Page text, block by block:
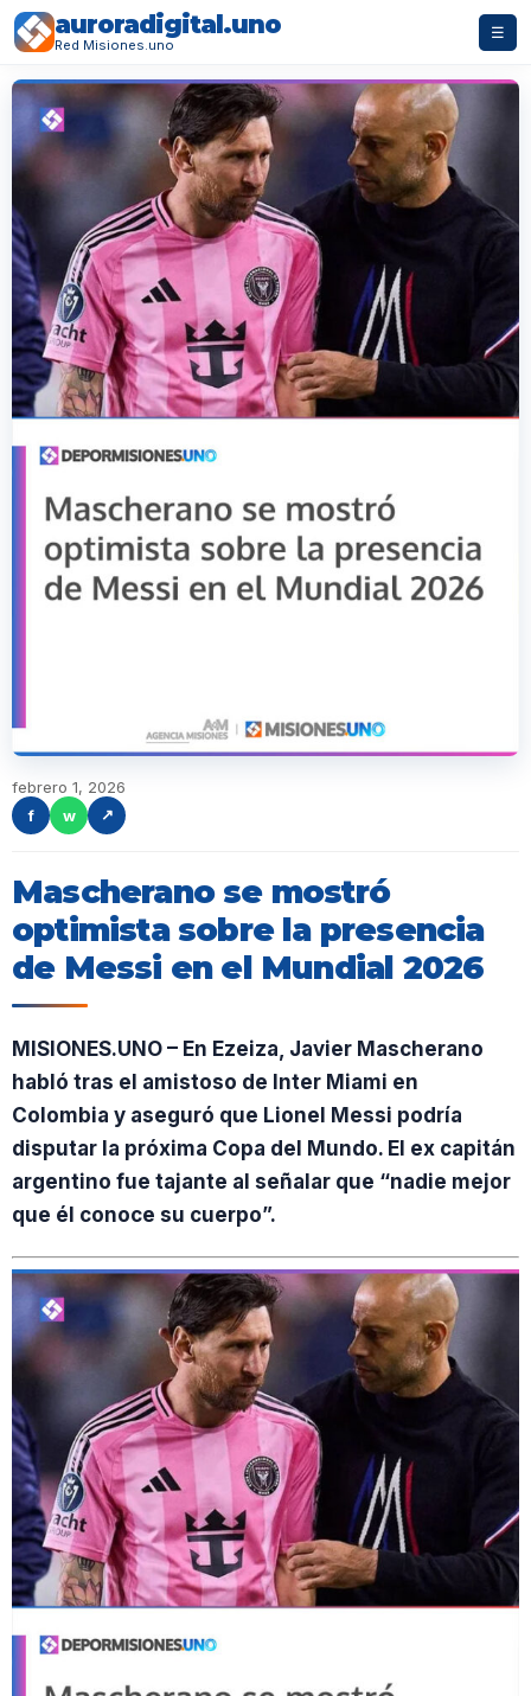
auroradigital.uno
Red Misiones.uno
☰
febrero 1, 2026
f
w ↗
Mascherano se mostró
optimista sobre la presencia
de Messi en el Mundial 2026
MISIONES.UNO – En Ezeiza, Javier Mascherano
habló tras el amistoso de Inter Miami en
Colombia y aseguró que Lionel Messi podría
disputar la próxima Copa del Mundo. El ex capitán
argentino fue tajante al señalar que “nadie mejor
que él conoce su cuerpo”.